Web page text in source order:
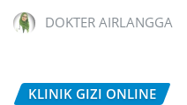
DOKTER AIRLANGGA
KLINIK GIZI ONLINE